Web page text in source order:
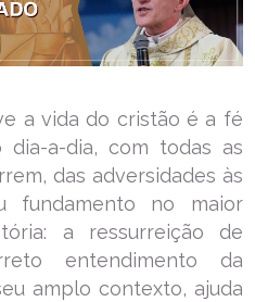
a vida do cristão é a fé
dia-a-dia, com todas as
das adversidades às
fundamento no maior
a ressurreição de
entendimento da
amplo contexto, ajuda